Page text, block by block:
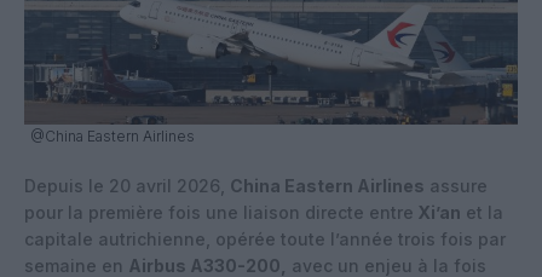
@China Eastern Airlines
Depuis le 20 avril 2026, China Eastern Airlines assure
pour la première fois une liaison directe entre Xi’an et la
capitale autrichienne, opérée toute l’année trois fois par
semaine en Airbus A330-200,
avec un enjeu à la fois